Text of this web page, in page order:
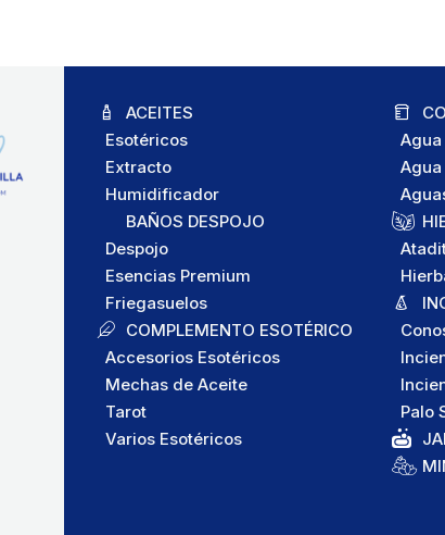
ACEITES
Esotéricos
Extracto
Humidificador
BAÑOS DESPOJO
Despojo
Esencias Premium
Friegasuelos
COMPLEMENTO ESOTÉRICO
Accesorios Esotéricos
Mechas de Aceite
Tarot
Varios Esotéricos
Agua
Palo